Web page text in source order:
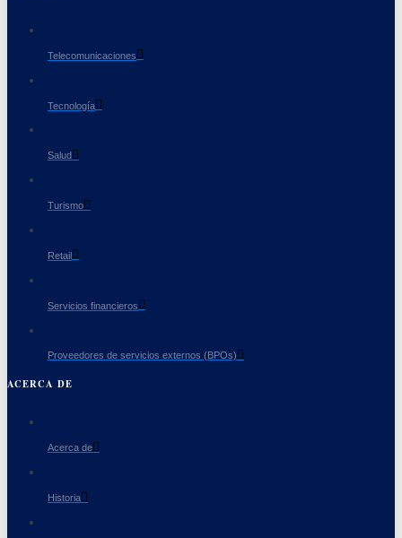
Telecomunicaciones
Tecnología
Salud
Turismo
Retail
Servicios financieros
Proveedores de servicios externos (BPOs)
ACERCA DE
Acerca de
Historia